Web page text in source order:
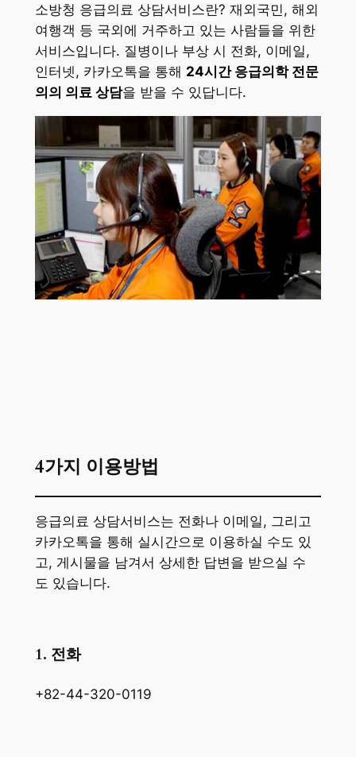
소방청 응급의료 상담서비스란? 재외국민, 해외
여행객 등 국외에 거주하고 있는 사람들을 위한
서비스입니다. 질병이나 부상 시 전화, 이메일,
인터넷, 카카오톡을 통해 24시간 응급의학 전문
의의 의료 상담을 받을 수 있답니다.
4가지 이용방법
응급의료 상담서비스는 전화나 이메일, 그리고
카카오톡을 통해 실시간으로 이용하실 수도 있
고, 게시물을 남겨서 상세한 답변을 받으실 수
도 있습니다.
1. 전화
+82-44-320-0119